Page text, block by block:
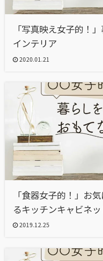
「写真映え女子的！
インテリア
2020.01.21
「食器女子的！」お
るキッチンキャビネ
2019.12.25